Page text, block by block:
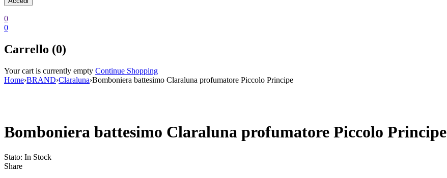
0
0
Carrello (0)
Your cart is currently empty Continue Shopping
Home›BRAND›Claraluna›Bomboniera battesimo Claraluna profumatore Piccolo Principe
Bomboniera battesimo Claraluna profumatore Piccolo Principe
Stato: In Stock
Share